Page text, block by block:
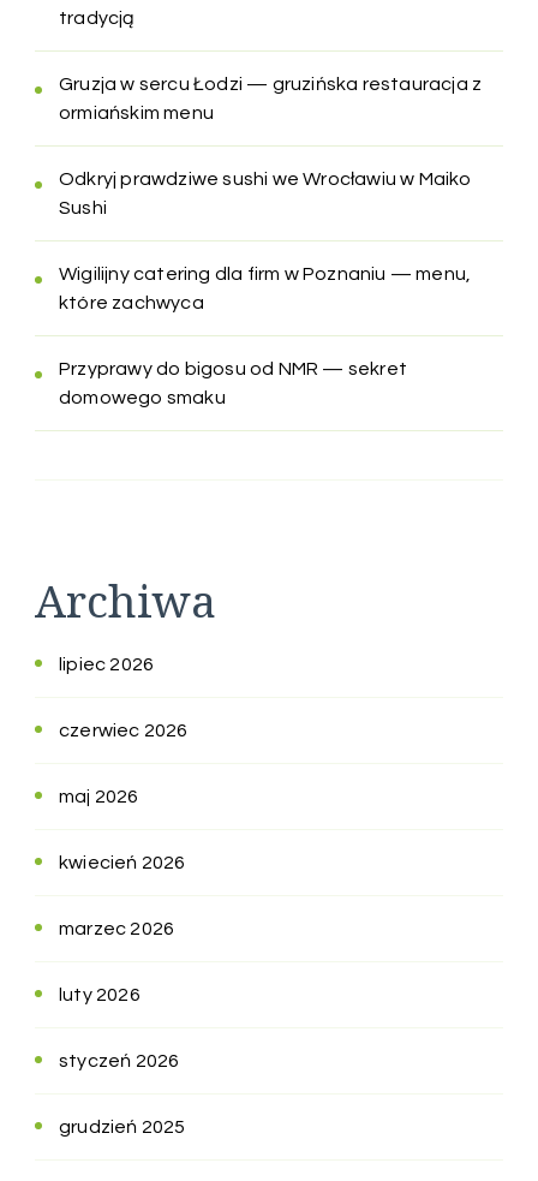
tradycją
Gruzja w sercu Łodzi — gruzińska restauracja z
ormiańskim menu
Odkryj prawdziwe sushi we Wrocławiu w Maiko
Sushi
Wigilijny catering dla firm w Poznaniu — menu,
które zachwyca
Przyprawy do bigosu od NMR — sekret
domowego smaku
Archiwa
lipiec 2026
czerwiec 2026
maj 2026
kwiecień 2026
marzec 2026
luty 2026
styczeń 2026
grudzień 2025